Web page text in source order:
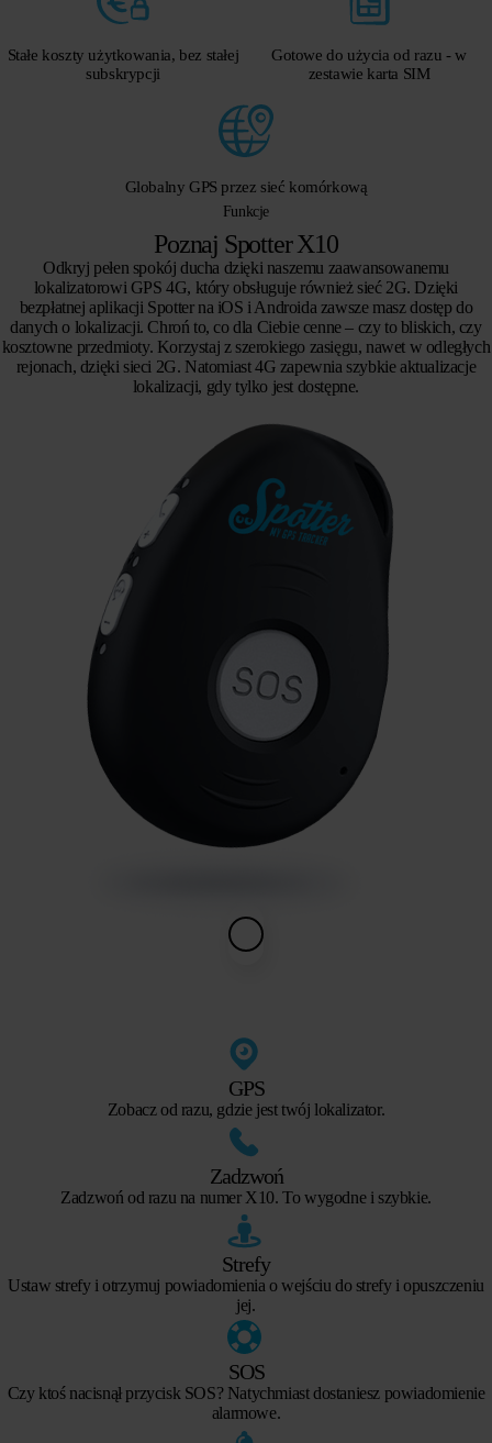
Stałe koszty użytkowania, bez stałej
subskrypcji
Gotowe do użycia od razu - w
zestawie karta SIM
Globalny GPS przez sieć komórkową
Funkcje
Poznaj Spotter X10
Odkryj pełen spokój ducha dzięki naszemu zaawansowanemu
lokalizatorowi GPS 4G, który obsługuje również sieć 2G. Dzięki
bezpłatnej aplikacji Spotter na iOS i Androida zawsze masz dostęp do
danych o lokalizacji. Chroń to, co dla Ciebie cenne – czy to bliskich, czy
kosztowne przedmioty. Korzystaj z szerokiego zasięgu, nawet w odległych
rejonach, dzięki sieci 2G. Natomiast 4G zapewnia szybkie aktualizacje
lokalizacji, gdy tylko jest dostępne.
GPS
Zobacz od razu, gdzie jest twój lokalizator.
Zadzwoń
Zadzwoń od razu na numer X10. To wygodne i szybkie.
Strefy
Ustaw strefy i otrzymuj powiadomienia o wejściu do strefy i opuszczeniu
jej.
SOS
Czy ktoś nacisnął przycisk SOS? Natychmiast dostaniesz powiadomienie
alarmowe.